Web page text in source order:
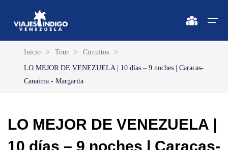
Inicio
🔍 Sol y Playa
🌴 Margarita
🌴 Coche
🔍 Naturaleza y Ciudad
🌴 Caracas
🌴 Mérida
Vuelos
Inicio > Tour > Circuitos >
LO MEJOR DE VENEZUELA | 10 días – 9 noches | Caracas-
Canaima - Margarita
LO MEJOR DE VENEZUELA |
10 días – 9 noches | Caracas-